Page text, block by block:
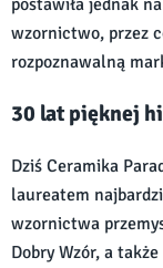
wzornictwo, przez
rozpoznawalną
30 lat pięknej
Dziś Ceramika
laureatem
wzornictwa
Dobry Wzór, a